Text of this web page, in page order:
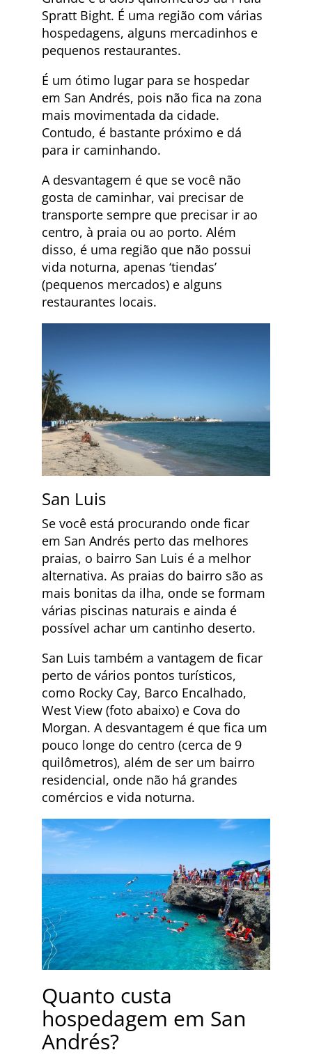
Spratt Bight. É uma região com várias
hospedagens, alguns mercadinhos e
pequenos restaurantes.
É um ótimo lugar para se hospedar
em San Andrés, pois não fica na zona
mais movimentada da cidade.
Contudo, é bastante próximo e dá
para ir caminhando.
A desvantagem é que se você não
gosta de caminhar, vai precisar de
transporte sempre que precisar ir ao
centro, à praia ou ao porto. Além
disso, é uma região que não possui
vida noturna, apenas ‘tiendas’
(pequenos mercados) e alguns
restaurantes locais.
San Luis
Se você está procurando onde ficar
em San Andrés perto das melhores
praias, o bairro San Luis é a melhor
alternativa. As praias do bairro são as
mais bonitas da ilha, onde se formam
várias piscinas naturais e ainda é
possível achar um cantinho deserto.
San Luis também a vantagem de ficar
perto de vários pontos turísticos,
como Rocky Cay, Barco Encalhado,
West View (foto abaixo) e Cova do
Morgan. A desvantagem é que fica um
pouco longe do centro (cerca de 9
quilômetros), além de ser um bairro
residencial, onde não há grandes
comércios e vida noturna.
Quanto custa
hospedagem em San
Andrés?